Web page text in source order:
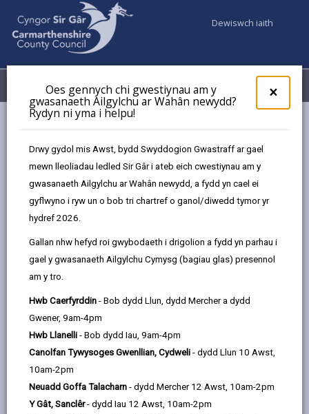
×
Oes gennych chi gwestiynau am y
gwasanaeth Ailgylchu ar Wahân newydd?
Rydyn ni yma i helpu!
Drwy gydol mis Awst, bydd Swyddogion Gwastraff ar gael
mewn lleoliadau ledled Sir Gâr i ateb eich cwestiynau am y
gwasanaeth Ailgylchu ar Wahân newydd, a fydd yn cael ei
gyflwyno i ryw un o bob tri chartref o ganol/diwedd tymor yr
hydref 2026.
Gallan nhw hefyd roi gwybodaeth i drigolion a fydd yn parhau i
gael y gwasanaeth Ailgylchu Cymysg (bagiau glas) presennol
am y tro.
Hwb Caerfyrddin - Bob dydd Llun, dydd Mercher a dydd
Gwener, 9am-4pm
Hwb Llanelli - Bob dydd Iau, 9am-4pm
Canolfan Tywysoges Gwenllian, Cydweli - dydd Llun 10 Awst,
10am-2pm
Neuadd Goffa Talacharn - dydd Mercher 12 Awst, 10am-2pm
Y Gât, Sanclêr- dydd Iau 12 Awst, 10am-2pm
Dewiswch iaith
Dewislen
Anghenion Dysgu Ychwanegol
Anawsterau Dysgu Difrifol
Anawsterau Dysgu Difrifol
Diweddarwyd y dudalen ar: 25/11/2025
by
share
this
on
opens
in
new
tab
share
this
on
opens
a
in
new
Mae gan rai plant anawsterau dysgu difrifol, sy'n
golygu bod ganddynt broblemau sylweddol gyda
deallusrwydd a gwybyddiaeth. Efallai y bydd angen
llawer o gymorth arnynt gyda phob rhan o'u bywydau,
gan gynnwys yr ysgol. Yn ogystal, gallent gael
anawsterau gyda symudedd, cydsymud a chyfathrebu.
Efallai y bydd gan rai plant anableddau synhwyraidd